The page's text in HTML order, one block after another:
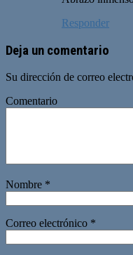
Responder
Deja un comentario
Su dirección de correo
Comentario
Nombre *
Correo electrónico *